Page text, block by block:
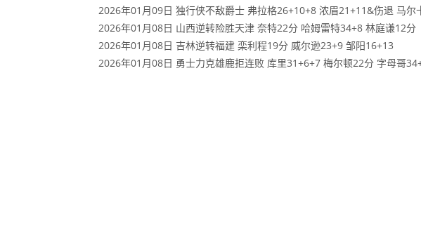
2026年01月09日 独行侠不敌爵士 弗拉格26+10+8 浓眉21+11&伤退 马尔
2026年01月08日 山西逆转险胜天津 奈特22分 哈姆雷特34+8 林庭谦12分
2026年01月08日 吉林逆转福建 栾利程19分 威尔逊23+9 邹阳16+13
2026年01月08日 勇士力克雄鹿拒连败 库里31+6+7 梅尔顿22分 字母哥